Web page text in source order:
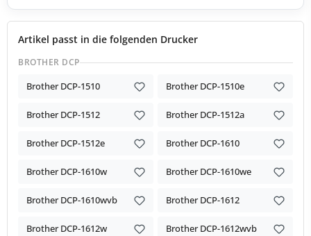
Artikel passt in die folgenden Drucker
BROTHER DCP
Brother DCP-1510 Brother DCP-1510e
Brother DCP-1512 Brother DCP-1512a
Brother DCP-1512e Brother DCP-1610
Brother DCP-1610w Brother DCP-1610we
Brother DCP-1610wvb Brother DCP-1612
Brother DCP-1612w Brother DCP-1612wvb